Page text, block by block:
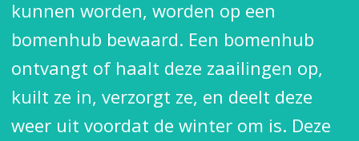
kunnen worden, worden op een
bomenhub bewaard. Een bomenhub
ontvangt of haalt deze zaailingen op,
kuilt ze in, verzorgt ze, en deelt deze
weer uit voordat de winter om is. Deze